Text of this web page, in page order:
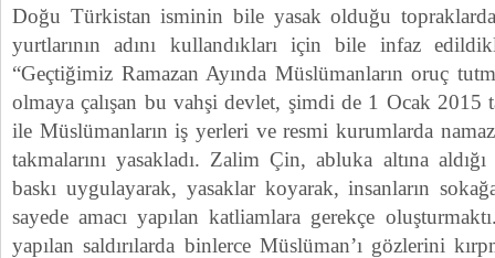
Doğu Türkistan isminin bile yasak olduğu
yurtlarının adını kullandıkları için bile infaz
“Geçtiğimiz Ramazan Ayında Müslümanların oruç
olmaya çalışan bu vahşi devlet, şimdi de 1 Ocak 2015
ile Müslümanların iş yerleri ve resmi kurumlarda namaz
takmalarını yasakladı. Zalim Çin, abluka altına
baskı uygulayarak, yasaklar koyarak, insanların
sayede amacı yapılan katliamlara gerekçe
yapılan saldırılarda binlerce Müslüman’ı gözlerini